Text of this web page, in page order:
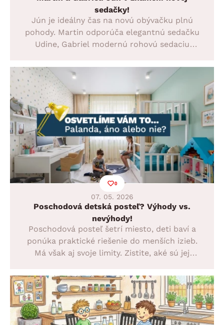
sedačky!
Jún je ideálny čas na novú obývačku plnú
pohody. Martin odporúča elegantnú sedačku
Udine, Gabriel modernú rohovú sedaciu
miesto, kde budú letné večery ešte
0
07. 05. 2026
Poschodová detská posteľ? Výhody vs.
nevýhody!
Poschodová posteľ šetrí miesto, deti baví a
ponúka praktické riešenie do menších izieb.
Má však aj svoje limity. Zistite, aké sú jej
zaobstarať, aby bola bezpečná, pohodlná a
dlhodobo funkčná na každodenné používanie.